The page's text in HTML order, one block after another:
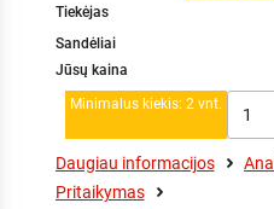
Tiekėjas
Sandėliai
Jūsų kaina
Minimalus kiekis: 2 vnt.
Daugiau informacijos
Pritaikymas